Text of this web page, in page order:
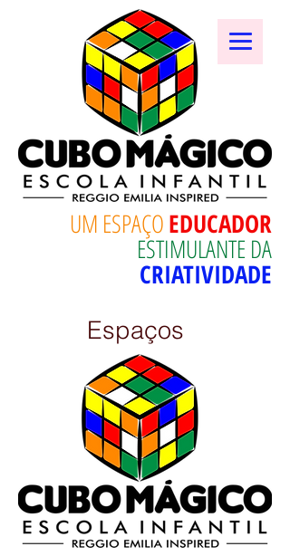
UM ESPAÇOEDUCADOR
ESTIMULANTE DA
CRIATIVIDADE
Espaços